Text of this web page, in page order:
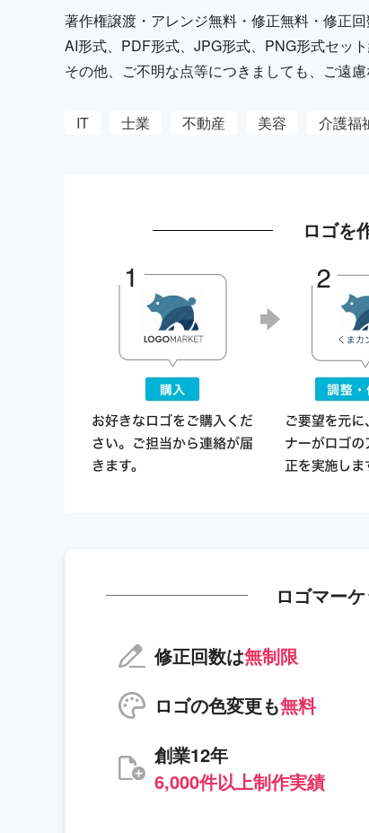
著作権譲渡・アレンジ無料・修正無料・修正回
AI形式、PDF形式、JPG形式、PNG形式セッ
その他、ご不明な点等につきましても、ご遠慮
IT 士業 不動産 美容 介護福
ロゴを
ロゴマー
修正回数は無制限
ロゴの色変更も無料
創業12年
6,000件以上制作実績